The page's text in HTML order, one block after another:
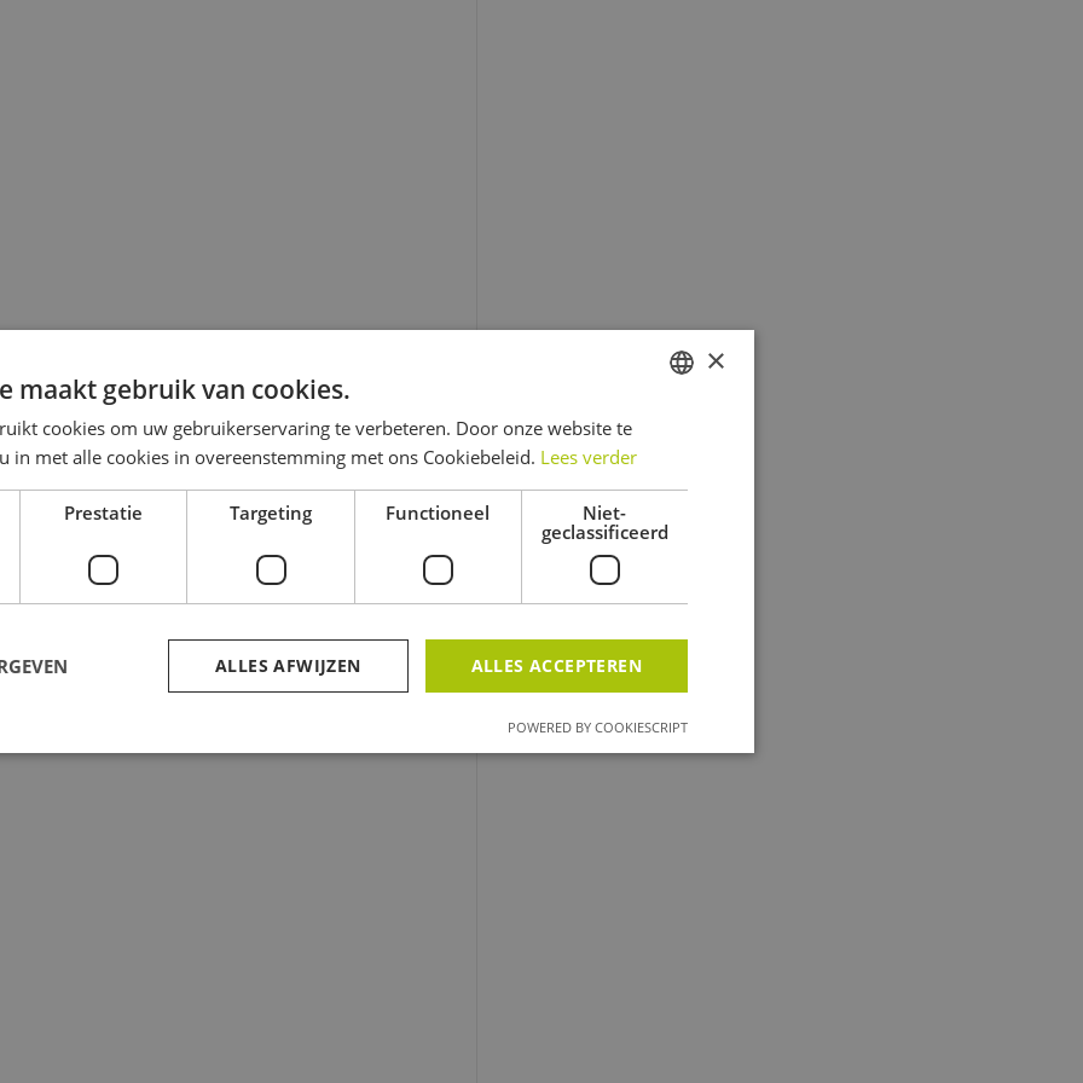
×
maakt gebruik van cookies.
cookies om uw gebruikerservaring te verbeteren. Door onze website te
in met alle cookies in overeenstemming met ons Cookiebeleid. Lees verder
Prestatie Targeting Functioneel
Niet-
geclassificeerd
ALLES ACCEPTEREN
ALLES AFWIJZEN
POWERED BY COOKIESCRIPT